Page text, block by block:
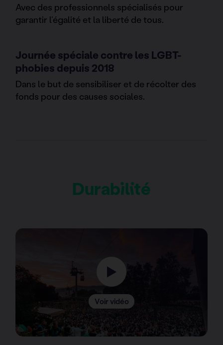
Avec des professionnels spécialisés pour
garantir l’égalité et la liberté de tous.
Journée spéciale contre les LGBT-
phobies depuis 2018
Dans le but de sensibiliser et de récolter des
fonds pour des causes sociales.
Durabilité
Voir vidéo